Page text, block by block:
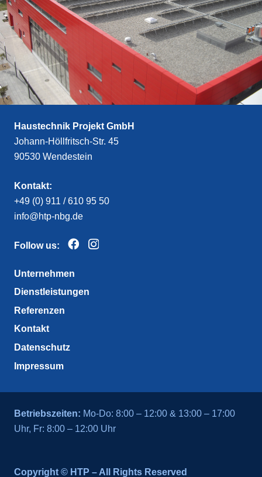
Haustechnik Projekt GmbH
Johann-Höllfritsch-Str. 45
90530 Wendestein
Kontakt:
+49 (0) 911 / 610 95 50
info@htp-nbg.de
Follow us:
Unternehmen
Dienstleistungen
Referenzen
Kontakt
Datenschutz
Impressum
Betriebszeiten: Mo-Do: 8:00 – 12:00 & 13:00 – 17:00
Uhr, Fr: 8:00 – 12:00 Uhr
Copyright © HTP – All Rights Reserved